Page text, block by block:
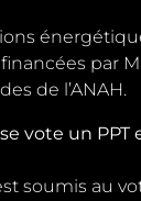
par
de l’ANAH.
vote un PPT
soumis au